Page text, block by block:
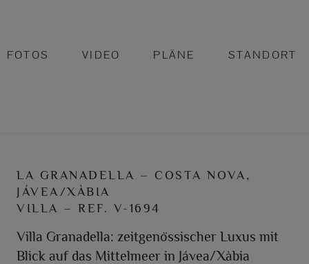
FOTOS VIDEO PLÄNE STANDORT
LA GRANADELLA – COSTA NOVA,
JÁVEA/XÀBIA
VILLA – REF. V-1694
Villa Granadella: zeitgenössischer Luxus mit
Blick auf das Mittelmeer in Jávea/Xàbia